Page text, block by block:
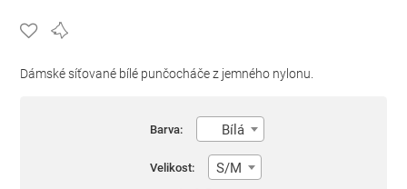
Dámské síťované bílé punčocháče z jemného nylonu.
Barva: Bílá
Velikost: S/M